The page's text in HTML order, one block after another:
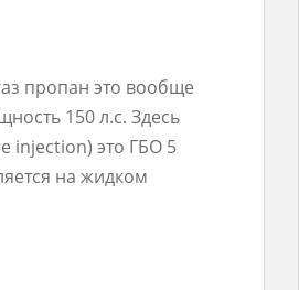
пропан это вообще
150 л.с. Здесь
injection) это ГБО 5
на жидком